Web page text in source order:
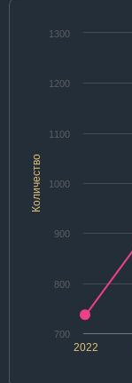
Количество
2022
700
800
900
1000
1100
1200
1300